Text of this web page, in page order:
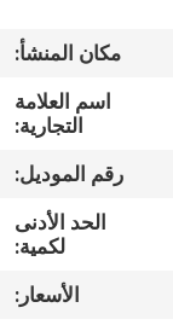
معلومات
جولة
المعمل
مكان المنشأ:
اسم العلامة
التجارية:
رقم الموديل:
الحد الأدنى
لكمية:
الأسعار: